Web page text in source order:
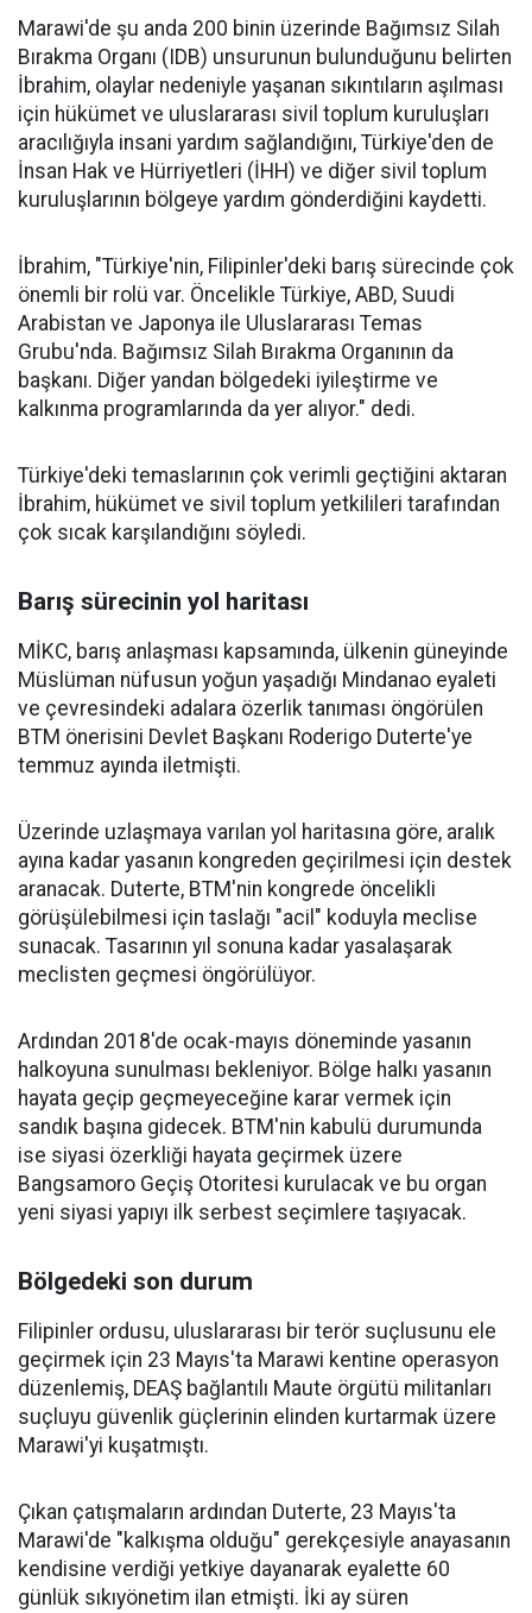
Marawi'de şu anda 200 binin üzerinde Bağımsız Silah
Bırakma Organı (IDB) unsurunun bulunduğunu belirten
İbrahim, olaylar nedeniyle yaşanan sıkıntıların aşılması
için hükümet ve uluslararası sivil toplum kuruluşları
aracılığıyla insani yardım sağlandığını, Türkiye'den de
İnsan Hak ve Hürriyetleri (İHH) ve diğer sivil toplum
kuruluşlarının bölgeye yardım gönderdiğini kaydetti.
İbrahim, "Türkiye'nin, Filipinler'deki barış sürecinde çok
önemli bir rolü var. Öncelikle Türkiye, ABD, Suudi
Arabistan ve Japonya ile Uluslararası Temas
Grubu'nda. Bağımsız Silah Bırakma Organının da
başkanı. Diğer yandan bölgedeki iyileştirme ve
kalkınma programlarında da yer alıyor." dedi.
Türkiye'deki temaslarının çok verimli geçtiğini aktaran
İbrahim, hükümet ve sivil toplum yetkilileri tarafından
çok sıcak karşılandığını söyledi.
Barış sürecinin yol haritası
MİKC, barış anlaşması kapsamında, ülkenin güneyinde
Müslüman nüfusun yoğun yaşadığı Mindanao eyaleti
ve çevresindeki adalara özerlik tanıması öngörülen
BTM önerisini Devlet Başkanı Roderigo Duterte'ye
temmuz ayında iletmişti.
Üzerinde uzlaşmaya varılan yol haritasına göre, aralık
ayına kadar yasanın kongreden geçirilmesi için destek
aranacak. Duterte, BTM'nin kongrede öncelikli
görüşülebilmesi için taslağı "acil" koduyla meclise
sunacak. Tasarının yıl sonuna kadar yasalaşarak
meclisten geçmesi öngörülüyor.
Ardından 2018'de ocak-mayıs döneminde yasanın
halkoyuna sunulması bekleniyor. Bölge halkı yasanın
hayata geçip geçmeyeceğine karar vermek için
sandık başına gidecek. BTM'nin kabulü durumunda
ise siyasi özerkliği hayata geçirmek üzere
Bangsamoro Geçiş Otoritesi kurulacak ve bu organ
yeni siyasi yapıyı ilk serbest seçimlere taşıyacak.
Bölgedeki son durum
Filipinler ordusu, uluslararası bir terör suçlusunu ele
geçirmek için 23 Mayıs'ta Marawi kentine operasyon
düzenlemiş, DEAŞ bağlantılı Maute örgütü militanları
suçluyu güvenlik güçlerinin elinden kurtarmak üzere
Marawi'yi kuşatmıştı.
Çıkan çatışmaların ardından Duterte, 23 Mayıs'ta
Marawi'de "kalkışma olduğu" gerekçesiyle anayasanın
kendisine verdiği yetkiye dayanarak eyalette 60
günlük sıkıyönetim ilan etmişti. İki ay süren